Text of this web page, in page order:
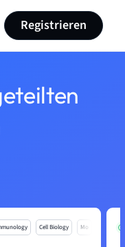
Registrieren
Cell Biology Mo